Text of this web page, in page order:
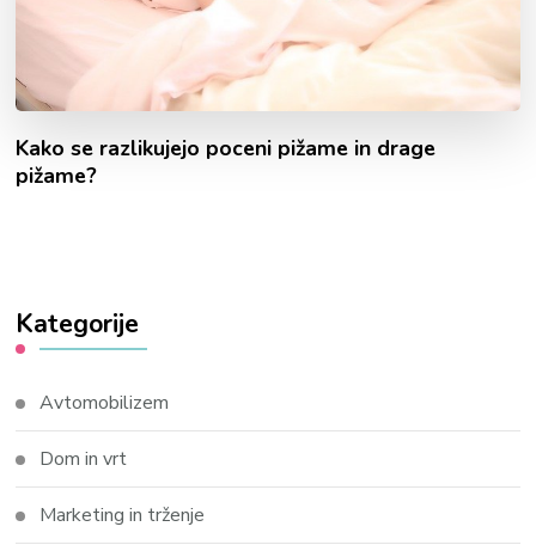
Kako se razlikujejo poceni pižame in drage
pižame?
Kategorije
Avtomobilizem
Dom in vrt
Marketing in trženje